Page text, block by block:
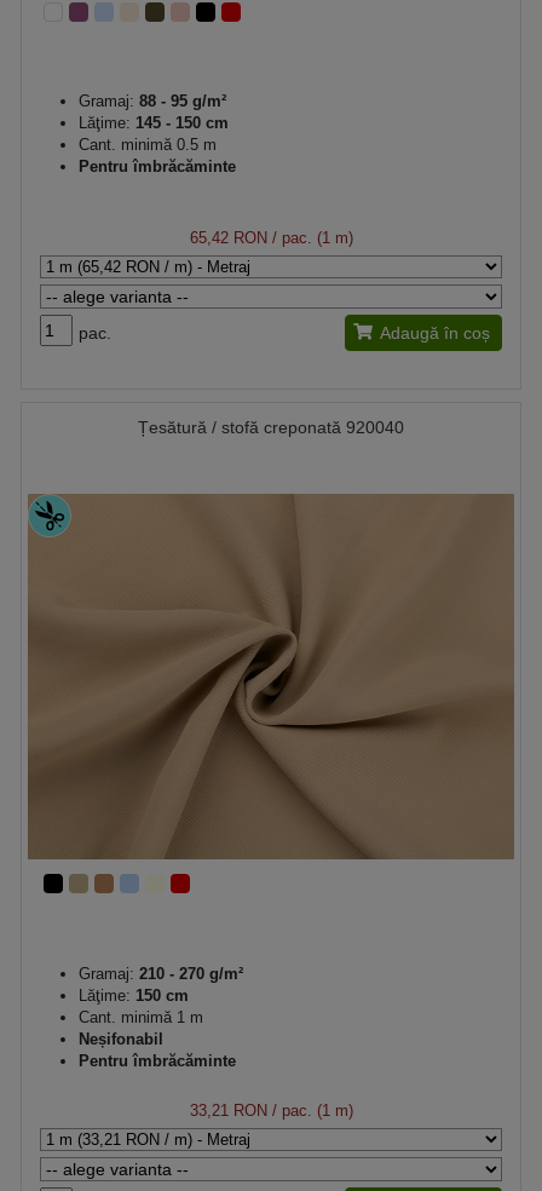
Gramaj: 88 - 95 g/m²
Lăţime: 145 - 150 cm
Cant. minimă 0.5 m
Pentru îmbrăcăminte
65,42 RON / pac. (1 m)
pac. Adaugă în coș
Țesătură / stofă creponată 920040
Gramaj: 210 - 270 g/m²
Lăţime: 150 cm
Cant. minimă 1 m
Neșifonabil
Pentru îmbrăcăminte
33,21 RON/ pac. (1 m)